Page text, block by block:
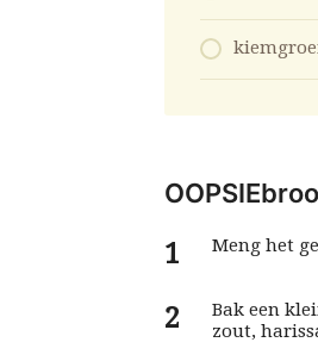
Meng het
Bak een
zout,